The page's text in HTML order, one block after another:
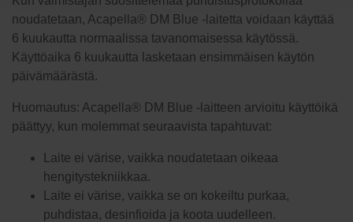
noudatetaan, Acapella® DM Blue -laitetta voidaan käyttää
6 kuukautta normaalissa tavanomaisessa käytössä.
Käyttöaika 6 kuukautta lasketaan ensimmäisen käytön
päivämäärästä.
Huomautus: Acapella® DM Blue -laitteen arvioitu käyttöikä
päättyy, kun molemmat seuraavista tapahtuvat:
Laite ei värise, vaikka noudatetaan oikeaa
hengitystekniikkaa.
Laite ei värise, vaikka se on kokeiltu purkaa,
puhdistaa, desinfioida ja koota uudelleen.